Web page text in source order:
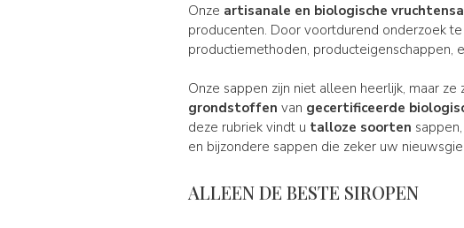
Onze artisanale en biologische
producenten. Door voortdurend onderzoek
productiemethoden, producteigenschappen,
Onze sappen zijn niet alleen heerlijk, maar ze
grondstoffen van gecertificeerde
deze rubriek vindt u talloze soorten
en bijzondere sappen die zeker uw
ALLEEN DE BESTE SIROPEN